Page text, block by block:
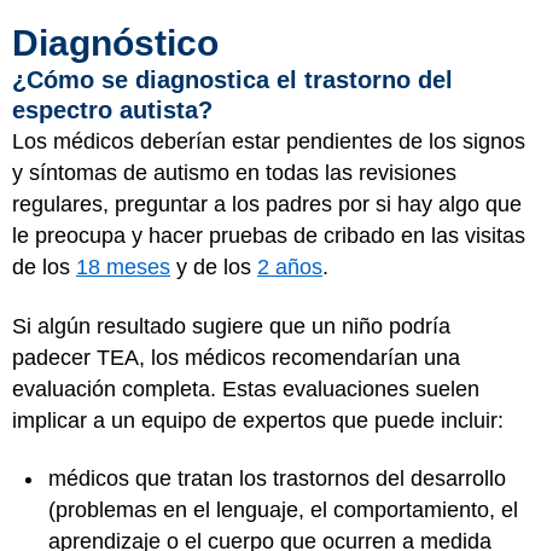
Diagnóstico
¿Cómo se diagnostica el trastorno del
espectro autista?
Los médicos deberían estar pendientes de los signos
y síntomas de autismo en todas las revisiones
regulares, preguntar a los padres por si hay algo que
le preocupa y hacer pruebas de cribado en las visitas
de los 18 meses y de los 2 años.
Si algún resultado sugiere que un niño podría
padecer TEA, los médicos recomendarían una
evaluación completa. Estas evaluaciones suelen
implicar a un equipo de expertos que puede incluir:
médicos que tratan los trastornos del desarrollo
(problemas en el lenguaje, el comportamiento, el
aprendizaje o el cuerpo que ocurren a medida